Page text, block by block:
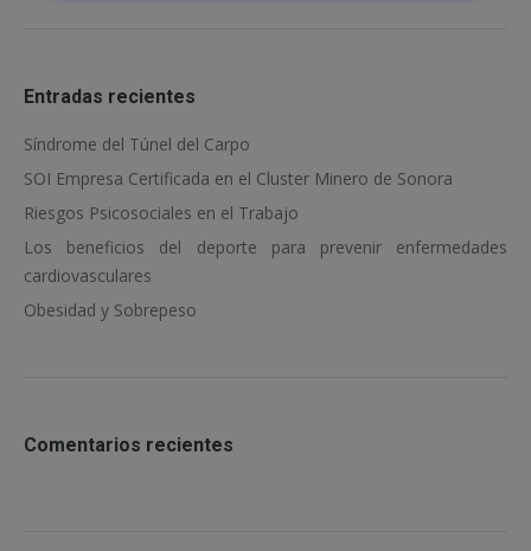
Entradas recientes
Síndrome del Túnel del Carpo
SOI Empresa Certificada en el Cluster Minero de Sonora
Riesgos Psicosociales en el Trabajo
Los beneficios del deporte para prevenir enfermedades
cardiovasculares
Obesidad y Sobrepeso
Comentarios recientes